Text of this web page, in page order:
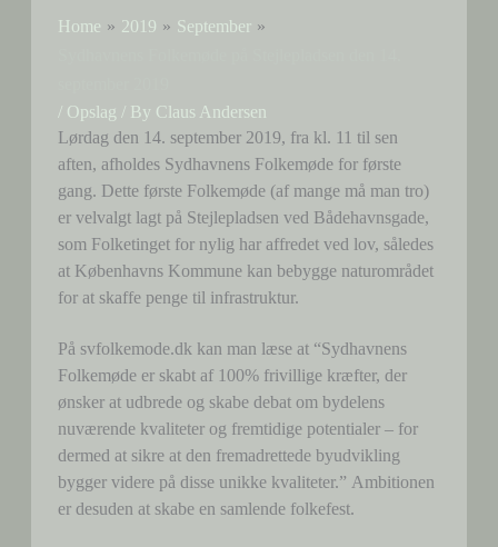
Home 2019
September
/ Opslag / By Claus Andersen
Lørdag den 14. september 2019, fra kl. 11 til sen
aften, afholdes Sydhavnens Folkemøde for første
gang. Dette første Folkemøde (af mange må man tro)
er velvalgt lagt på Stejlepladsen ved Bådehavnsgade,
som Folketinget for nylig har affredet ved lov, således
at Københavns Kommune kan bebygge naturområdet
for at skaffe penge til infrastruktur.
På svfolkemode.dk kan man læse at “Sydhavnens
Folkemøde er skabt af 100% frivillige kræfter, der
ønsker at udbrede og skabe debat om bydelens
nuværende kvaliteter og fremtidige potentialer – for
dermed at sikre at den fremadrettede byudvikling
bygger videre på disse unikke kvaliteter.” Ambitionen
er desuden at skabe en samlende folkefest.